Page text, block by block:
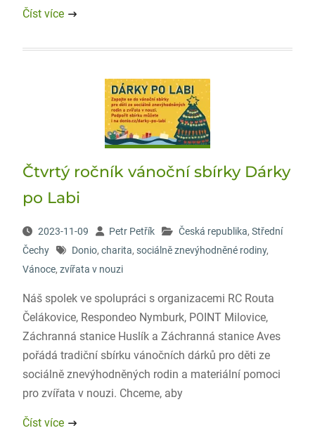
Číst více
Čtvrtý ročník vánoční sbírky Dárky
po Labi
2023-11-09 Petr Petřík Česká republika, Střední
Čechy
Donio, charita, sociálně znevýhodněné rodiny,
Vánoce, zvířata v nouzi
Náš spolek ve spolupráci s organizacemi RC Routa
Čelákovice, Respondeo Nymburk, POINT Milovice,
Záchranná stanice Huslík a Záchranná stanice Aves
pořádá tradiční sbírku vánočních dárků pro děti ze
sociálně znevýhodněných rodin a materiální pomoci
pro zvířata v nouzi. Chceme, aby
Číst více